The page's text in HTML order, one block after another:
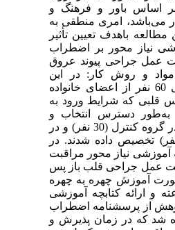
اساس باور و فرهنگ و
می‌باشد، امری منطقی به
باهدف تعیین تأثیر
نیاز محور بر اضطراب
عمل جراحی پیوند عروق
و روش کار: در این
مطالعه نیمه تجربی 60 نفر از اعضای خانواده
قلبی که شرایط ورود به
به‌طور دسترس انتخاب و
به‌صورت تصادفی در گروه کنترل (30 نفر) و در
مداخله (30 نفر) تخصیص داده شدند. در
آموزشی نیاز محور مراقبت
عمل جراحی قلب باز پس
آموزش چهره به چهره
و ارائه کتابچه آموزشی
از پرسشنامه اضطراب
شد که در زمان پذیرش و